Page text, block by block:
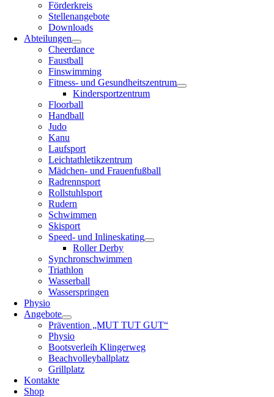
Förderkreis
Stellenangebote
Downloads
Abteilungen
Cheerdance
Faustball
Finswimming
Fitness- und Gesundheitszentrum
Kindersportzentrum
Floorball
Handball
Judo
Kanu
Laufsport
Leichtathletikzentrum
Mädchen- und Frauenfußball
Radrennsport
Rollstuhlsport
Rudern
Schwimmen
Skisport
Speed- und Inlineskating
Roller Derby
Synchronschwimmen
Triathlon
Wasserball
Wasserspringen
Physio
Angebote
Prävention „MUT TUT GUT“
Physio
Bootsverleih Klingerweg
Beachvolleyballplatz
Grillplatz
Kontakte
Shop